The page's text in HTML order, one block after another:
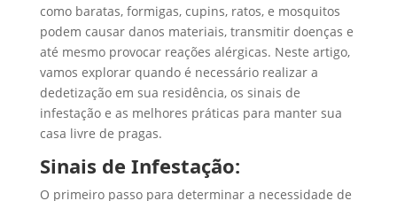
como baratas, formigas, cupins, ratos, e mosquitos
podem causar danos materiais, transmitir doenças e
até mesmo provocar reações alérgicas. Neste artigo,
vamos explorar quando é necessário realizar a
dedetização em sua residência, os sinais de
infestação e as melhores práticas para manter sua
casa livre de pragas.
Sinais de Infestação:
O primeiro passo para determinar a necessidade de